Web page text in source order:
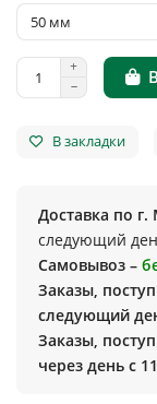
В закладки
Доставка по г.
следующий
Самовывоз –
Заказы,
следующий
Заказы,
через день с